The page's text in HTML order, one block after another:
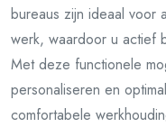
bureaus zijn ideaal voor
werk, waardoor u actief
Met deze functionele
personaliseren en
comfortabele